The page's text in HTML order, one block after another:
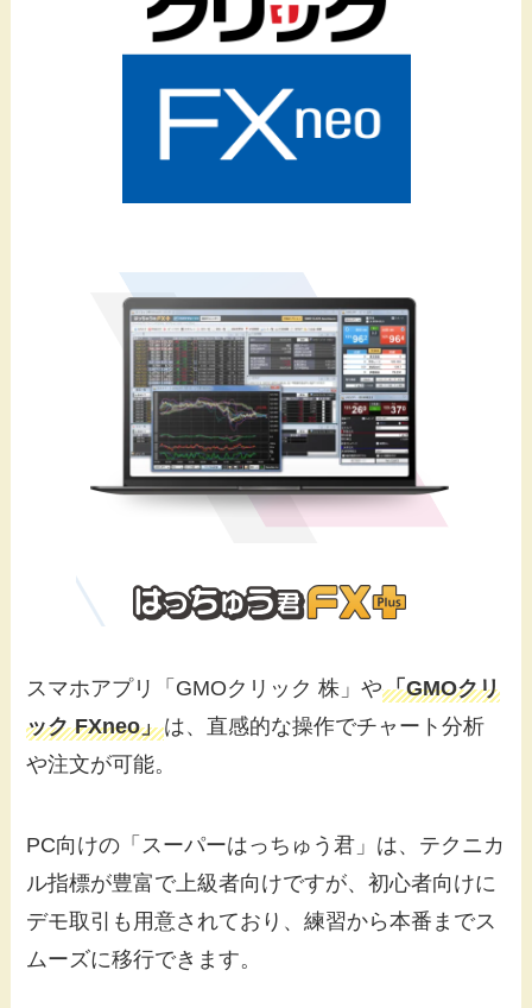
スマホアプリ「GMOクリック 株」や「GMOクリ
ック FXneo」は、直感的な操作でチャート分析
や注文が可能。
PC向けの「スーパーはっちゅう君」は、テクニカ
ル指標が豊富で上級者向けですが、初心者向けに
デモ取引も用意されており、練習から本番までス
ムーズに移行できます。